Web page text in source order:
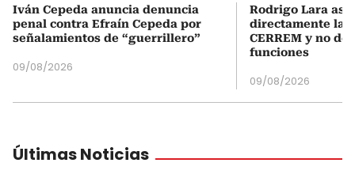
Iván Cepeda anuncia denuncia
penal contra Efraín Cepeda por
señalamientos de “guerrillero”
09/08/2026
Rodrigo Lara
directamente la
CERREM y no
funciones
09/08/2026
Últimas Noticias